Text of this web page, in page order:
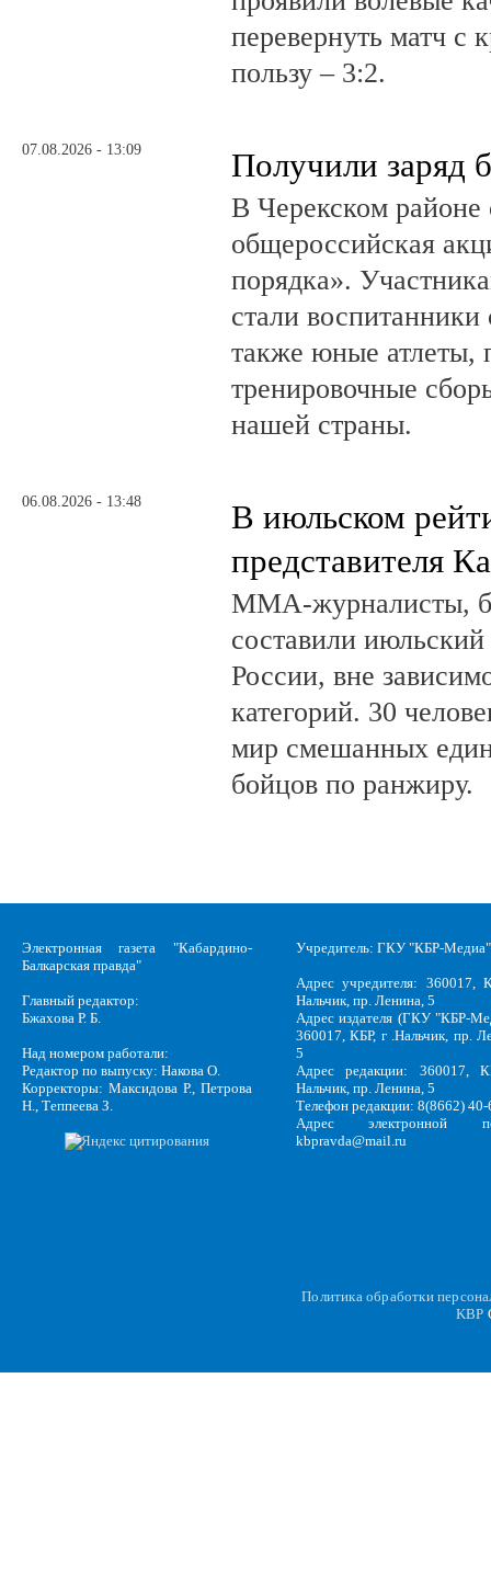
перевернуть матч с
пользу – 3:2.
07.08.2026 - 13:09 Получили заряд
В Черекском районе
общероссийская
порядка».
стали
также юные атлеты,
тренировочные
нашей страны.
06.08.2026 - 13:48
В июльском
представителя
ММА-журналисты,
составили
России, вне
категорий. 30
мир смешанных
бойцов по ранжиру.
Электронная газета "Кабардино-
Балкарская правда"
Главный редактор:
Бжахова Р. Б.
Над номером работали:
Редактор по выпуску: Накова О.
Корректоры: Максидова Р., Петрова
Н., Теппеева З.
Учредитель: ГКУ "КБР-Медиа"
Адрес учредителя: 360017,
Нальчик, пр. Ленина, 5
Адрес издателя (ГКУ "КБР-
360017, КБР, г .Нальчик, пр.
5
Адрес редакции: 360017,
Нальчик, пр. Ленина, 5
Телефон редакции: 8(8662)
Адрес электронной
kbpravda@mail.ru
Политика обработки
KBP